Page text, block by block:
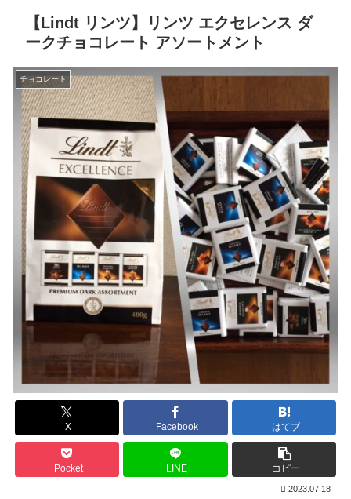
【Lindt リンツ】リンツ エクセレンス ダ
ークチョコレート アソートメント
チョコレート
X Facebook はてブ
Pocket LINE コピー
2023.07.18